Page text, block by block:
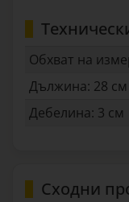
Обхват на
Дължина: 28 см
Дебелина: 3 см
Сходни